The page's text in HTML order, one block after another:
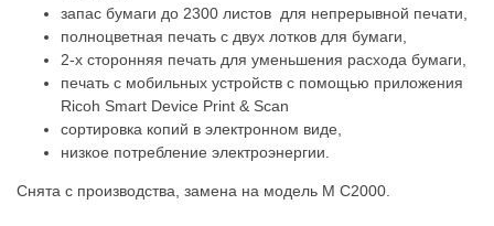
запас бумаги до 2300 листов для непрерывной печати,
полноцветная печать с двух лотков для бумаги,
2-х сторонняя печать для уменьшения расхода бумаги,
печать с мобильных устройств с помощью приложения
Ricoh Smart Device Print & Scan
сортировка копий в электронном виде,
низкое потребление электроэнергии.
Снята с производства, замена на модель M C2000.